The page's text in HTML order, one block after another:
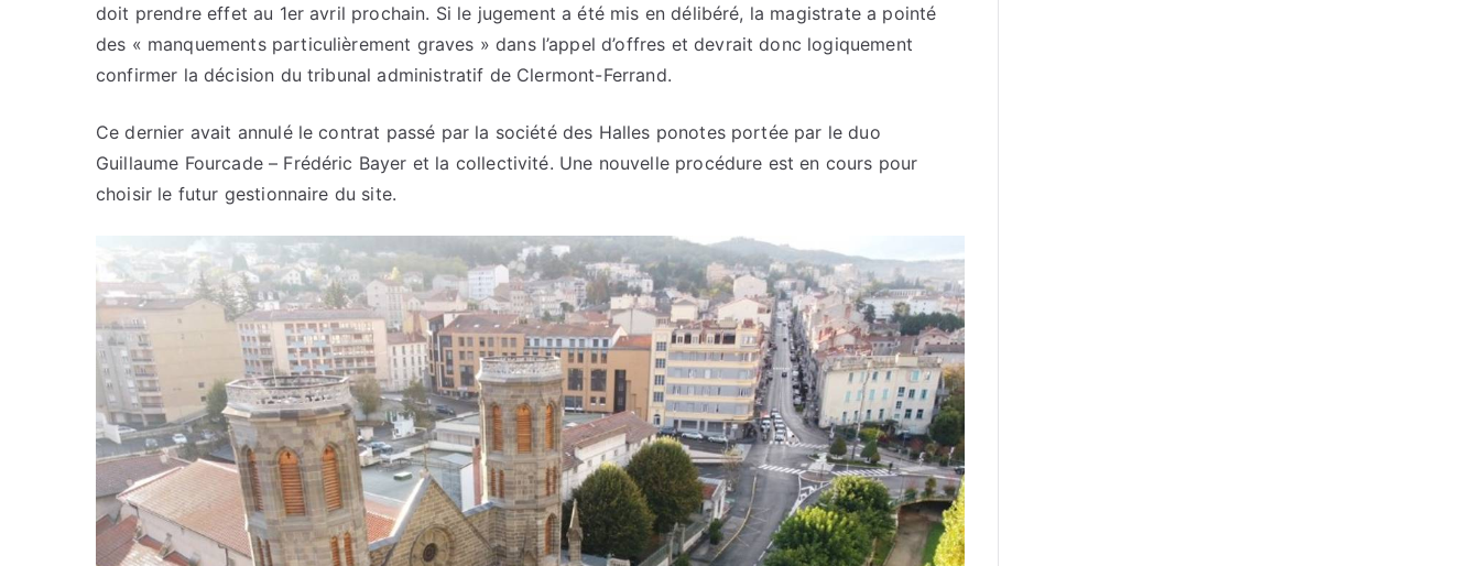
doit prendre effet au 1er avril prochain. Si le jugement a été mis en délibéré, la magistrate a pointé
des « manquements particulièrement graves » dans l’appel d’offres et devrait donc logiquement
confirmer la décision du tribunal administratif de Clermont-Ferrand.
Ce dernier avait annulé le contrat passé par la société des Halles ponotes portée par le duo
Guillaume Fourcade – Frédéric Bayer et la collectivité. Une nouvelle procédure est en cours pour
choisir le futur gestionnaire du site.